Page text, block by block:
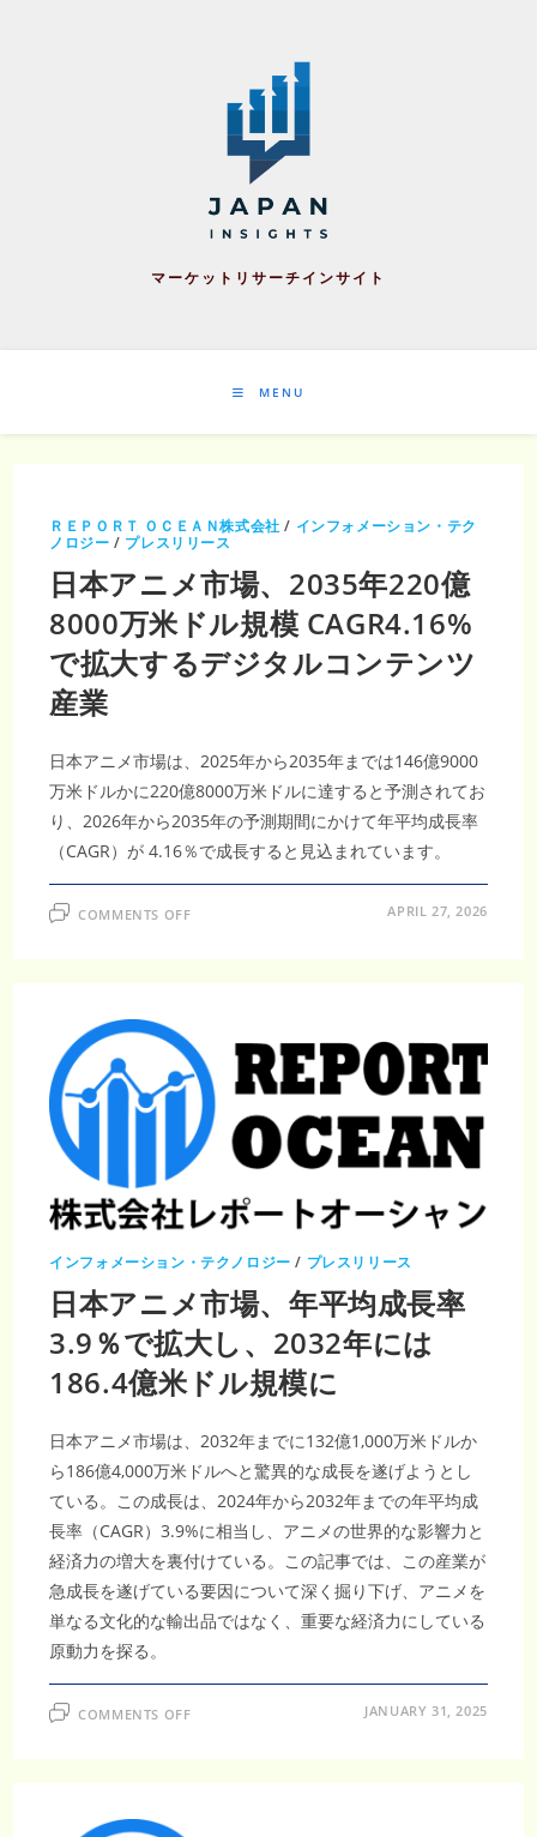
マーケットリサーチインサイト
MENU
ＲＥＰＯＲＴ ＯＣＥＡＮ株式会社 / インフォメーション・テク
ノロジー / プレスリリース
日本アニメ市場、2035年220億
8000万米ドル規模 CAGR4.16%
で拡大するデジタルコンテンツ
産業
日本アニメ市場は、2025年から2035年までは146億9000
万米ドルかに220億8000万米ドルに達すると予測されてお
り、2026年から2035年の予測期間にかけて年平均成長率
（CAGR）が 4.16％で成長すると見込まれています。
COMMENTS OFFON
年
220
億
8000
万
米
ド
ル
CAGR4.16%
で
拡
大
す
デ
ジ
タ
ル
コ
ン
テ
産
業
APRIL 27, 2026
インフォメーション・テクノロジー / プレスリリース
日本アニメ市場、年平均成長率
3.9％で拡大し、2032年には
186.4億米ドル規模に
日本アニメ市場は、2032年までに132億1,000万米ドルか
ら186億4,000万米ドルへと驚異的な成長を遂げようとし
ている。この成長は、2024年から2032年までの年平均成
長率（CAGR）3.9%に相当し、アニメの世界的な影響力と
経済力の増大を裏付けている。この記事では、この産業が
急成長を遂げている要因について深く掘り下げ、アニメを
単なる文化的な輸出品ではなく、重要な経済力にしている
原動力を探る。
COMMENTS OFFON JANUARY 31, 2025